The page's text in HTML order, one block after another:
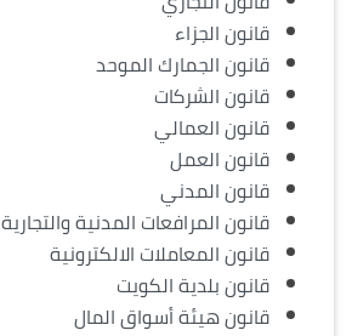
قانون الجزاء
قانون الجمارك الموحد
قانون الشركات
قانون العمالي
قانون العمل
قانون المدني
قانون المرافعات المدنية والتجارية
قانون المعاملات الالكترونية
قانون بلدية الكويت
قانون هيئة أسواق المال